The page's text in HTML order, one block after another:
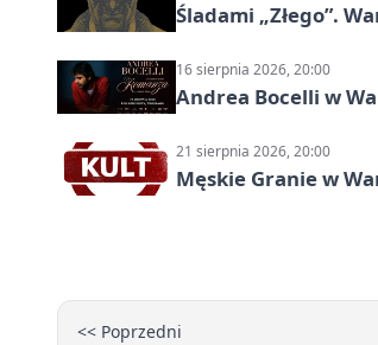
Śladami „Złego”.
16 sierpnia 2026, 20:00
Andrea Bocelli w
21 sierpnia 2026, 20:00
Męskie Granie w
<< Poprzedni